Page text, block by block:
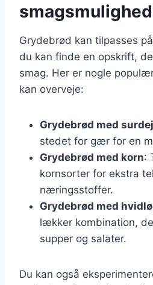
Grydebrød kan tilpasses
du kan finde en opskrift,
smag. Her er nogle
kan overveje:
Grydebrød med surdej
stedet for gær for en
Grydebrød med korn:
kornsorter for ekstra
næringsstoffer.
Grydebrød med
lækker kombination,
supper og salater.
Du kan også